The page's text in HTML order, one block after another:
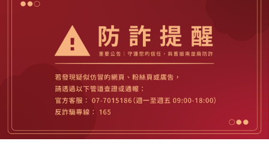
© 2026 JIU ZHEN NAN.CO All rights reserved
Site by 很好設計 Goods Design